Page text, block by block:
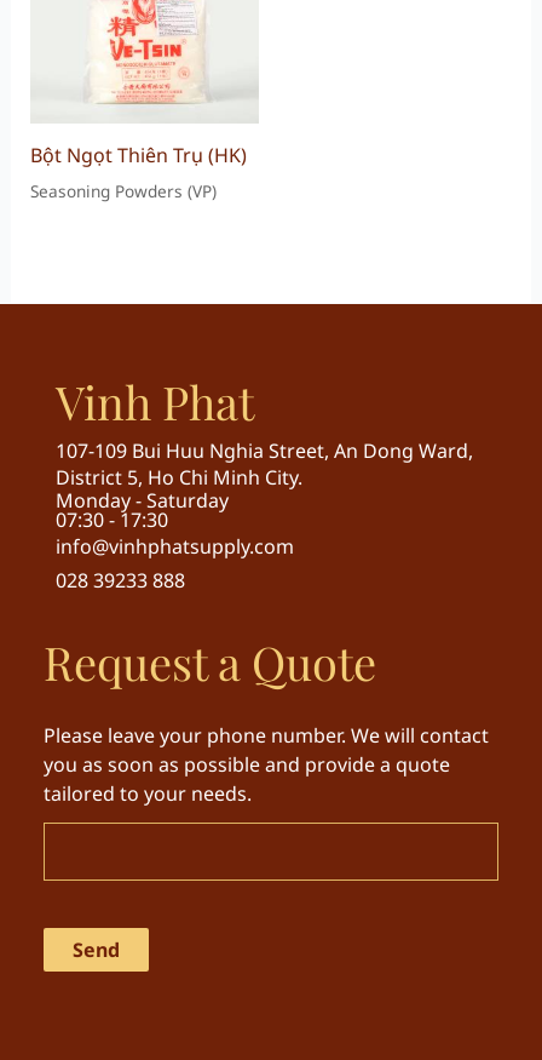
Bột Ngọt Thiên Trụ (HK)
Seasoning Powders (VP)
Vinh Phat
107-109 Bui Huu Nghia Street, An Dong Ward,
District 5, Ho Chi Minh City.
Monday - Saturday
07:30 - 17:30
info@vinhphatsupply.com
028 39233 888
Request a Quote
Please leave your phone number. We will contact
you as soon as possible and provide a quote
tailored to your needs.